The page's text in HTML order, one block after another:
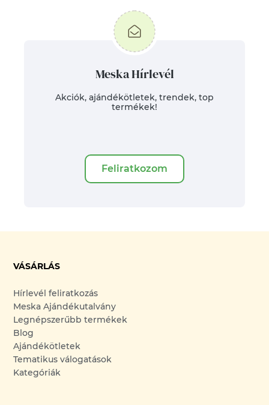
Meska Hírlevél
Akciók, ajándékötletek, trendek, top
termékek!
Feliratkozom
VÁSÁRLÁS
Hírlevél feliratkozás
Meska Ajándékutalvány
Legnépszerűbb termékek
Blog
Ajándékötletek
Tematikus válogatások
Kategóriák